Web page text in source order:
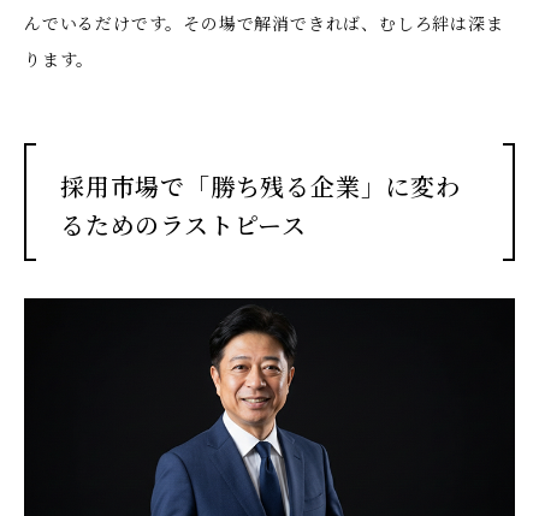
んでいるだけです。その場で解消できれば、むしろ絆は深ま
ります。
採用市場で「勝ち残る企業」に変わ
るためのラストピース